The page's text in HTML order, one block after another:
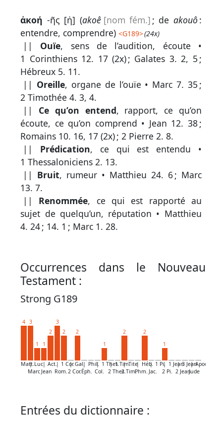
ἀκοή -ῆς [ἡ] (akoê [nom fém.] ; de akouô :
entendre, comprendre)<G189>(24x)
|| Ouïe, sens de l’audition, écoute •
1 Corinthiens 12. 17(2x) ; Galates 3. 2, 5 ;
Hébreux 5. 11.
|| Oreille, organe de l’ouïe • Marc 7. 35 ;
2 Timothée 4. 3, 4.
|| Ce qu’on entend, rapport, ce qu’on
écoute, ce qu’on comprend • Jean 12. 38;
Romains 10. 16, 17 (2x) ;2 Pierre 2. 8.
|| Prédication, ce qui est entendu •
1 Thessaloniciens 2. 13.
|| Bruit, rumeur • Matthieu 24. 6; Marc
13. 7.
|| Renommée, ce qui est rapporté au
sujet de quelqu’un, réputation • Matthieu
4. 24; 14. 1 ; Marc 1. 28.
Occurrences dans le Nouveau
Testament :
Strong G189
4
Matt.
3
|
Marc
1
Luc
1
|
Jean
2
Act.
3
|
Rom.
2
1 Cor.
|
2 Cor.
2
Gal.|
Éph.
Phil.
|
Col.
1
1 Thes.
|
2 Thes.
1 Tim.
2
|
2 Tim.
Tite|
Phm.
2
Héb.
|
Jac.
1 Pi.
1
|
2 Pi.
1 Jean
|
2 Jean
3 Jean
|
Jude
Apoc.
Entrées du dictionnaire :
Lexique
Recherche
grec
Rechercher
par
code
strong
Rechercher
par
lettre
Rechercher
par
mot
grec
Infos
complémentaires
Abréviations
retenus
référence